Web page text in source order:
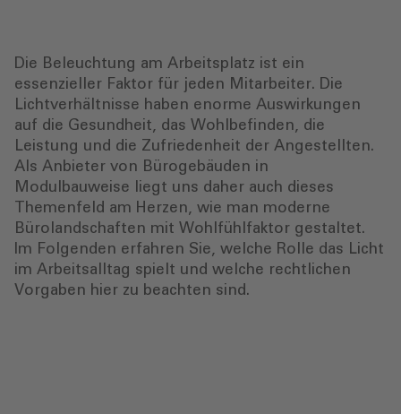
Die Beleuchtung am Arbeitsplatz ist ein
essenzieller Faktor für jeden Mitarbeiter. Die
Lichtverhältnisse haben enorme Auswirkungen
auf die Gesundheit, das Wohlbefinden, die
Leistung und die Zufriedenheit der Angestellten.
Als Anbieter von Bürogebäuden in
Modulbauweise liegt uns daher auch dieses
Themenfeld am Herzen, wie man moderne
Bürolandschaften mit Wohlfühlfaktor gestaltet.
Im Folgenden erfahren Sie, welche Rolle das Licht
im Arbeitsalltag spielt und welche rechtlichen
Vorgaben hier zu beachten sind.